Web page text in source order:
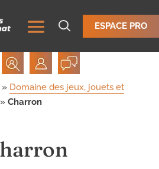
ESPACE PRO
» Domaine des jeux, jouets et
»Charron